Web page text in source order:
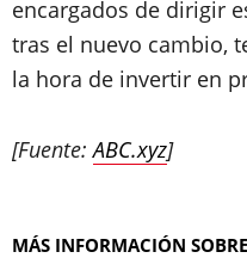
encargados de dirigir
tras el nuevo cambio,
la hora de invertir en
[Fuente:ABC.xyz]
MÁS INFORMACIÓN